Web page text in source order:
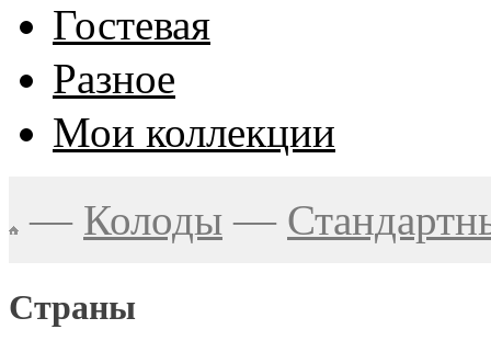
Гостевая
Разное
Мои коллекции
— Колоды —
Страны